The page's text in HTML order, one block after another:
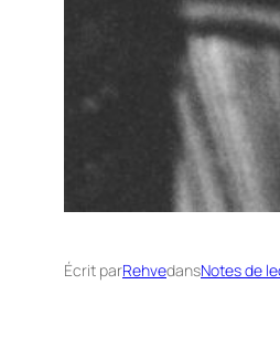
Écrit parRehvedansNotes de